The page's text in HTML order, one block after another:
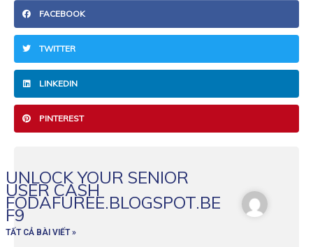
FACEBOOK
TWITTER
LINKEDIN
PINTEREST
UNLOCK YOUR SENIOR
USER CASH
FODAFUREE.BLOGSPOT.BE
F9
TẤT CẢ BÀI VIẾT »